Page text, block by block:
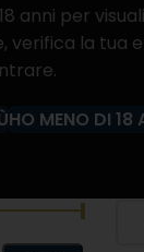
anni per
verifica la tua
HO MENO DI 18
ROSATO